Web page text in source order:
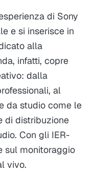
di Sony
e si inserisce in
alla
infatti, copre
dalla
al
da studio come le
di distribuzione
Con gli IER-
sul monitoraggio
vivo.